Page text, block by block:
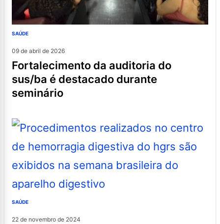
SAÚDE
09 de abril de 2026
fortalecimento da auditoria do
sus/ba é destacado durante
seminário
SAÚDE
22 de novembro de 2024